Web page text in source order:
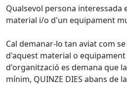
Qualsevol persona interessada
material i/o d'un equipament
Cal demanar-lo tan aviat com
d'aquest material o
d'organització es demana que
mínim, QUINZE DIES abans de